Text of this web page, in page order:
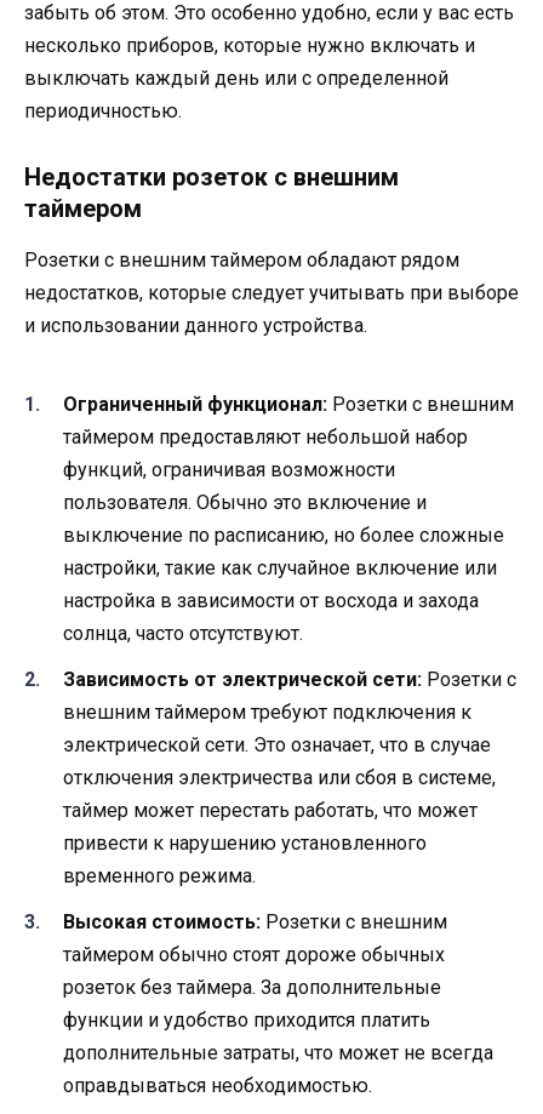
забыть об этом. Это особенно удобно, если у вас есть
несколько приборов, которые нужно включать и
выключать каждый день или с определенной
периодичностью.
Недостатки розеток с внешним
таймером
Розетки с внешним таймером обладают рядом
недостатков, которые следует учитывать при выборе
и использовании данного устройства.
Ограниченный функционал: Розетки с внешним
таймером предоставляют небольшой набор
функций, ограничивая возможности
пользователя. Обычно это включение и
выключение по расписанию, но более сложные
настройки, такие как случайное включение или
настройка в зависимости от восхода и захода
солнца, часто отсутствуют.
Зависимость от электрической сети: Розетки с
внешним таймером требуют подключения к
электрической сети. Это означает, что в случае
отключения электричества или сбоя в системе,
таймер может перестать работать, что может
привести к нарушению установленного
временного режима.
Высокая стоимость: Розетки с внешним
таймером обычно стоят дороже обычных
розеток без таймера. За дополнительные
функции и удобство приходится платить
дополнительные затраты, что может не всегда
оправдываться необходимостью.